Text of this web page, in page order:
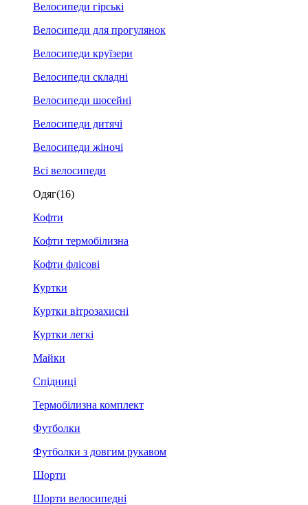
Велосипеди гірські
Велосипеди для прогулянок
Велосипеди круїзери
Велосипеди складні
Велосипеди шосейні
Велосипеди дитячі
Велосипеди жіночі
Всі велосипеди
Одяг(16)
Кофти
Кофти термобілизна
Кофти флісові
Куртки
Куртки вітрозахисні
Куртки легкі
Майки
Спідниці
Термобілизна комплект
Футболки
Футболки з довгим рукавом
Шорти
Шорти велосипедні